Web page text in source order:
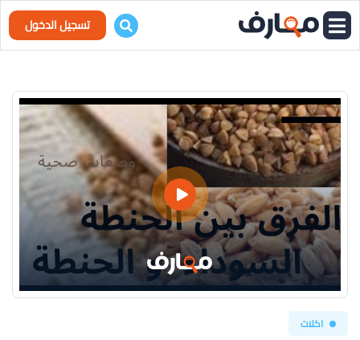
تسجيل الدخول
اكلات